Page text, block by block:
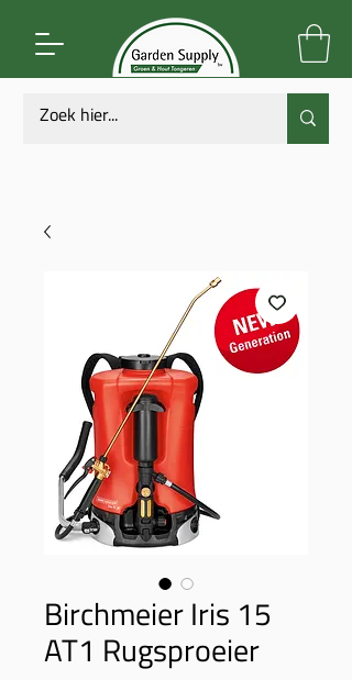
Birchmeier Iris 15
AT1 Rugsproeier